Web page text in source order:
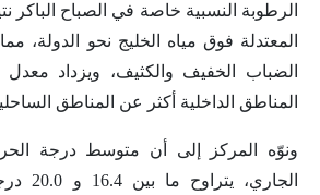
الرطوبة النسبية خاصة في الصباح الباكر
المعتدلة فوق مياه الخليج نحو الدولة،
الضباب الخفيف والكثيف، ويزداد
المناطق الداخلية أكثر عن المناطق
ونوّه المركز إلى أن متوسط درجة